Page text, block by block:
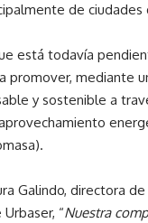
de ciudades
está todavía
promover, mediante
y sostenible a
Galindo, directora
“Nuestra